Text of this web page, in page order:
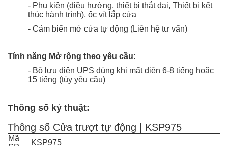
- Phụ kiện (điều hướng, thiết bị thắt đai, Thiết bị kết
thúc hành trình), ốc vít lắp cửa
- Cảm biến mở cửa tự động (Liên hệ tư vấn)
Tính năng Mở rộng theo yêu cầu:
- Bộ lưu điện UPS dùng khi mất điện 6-8 tiếng hoặc
15 tiếng (tùy yêu cầu)
Thông số kỷ thuật:
Thông số Cửa trượt tự động | KSP975
Mã
KSP975